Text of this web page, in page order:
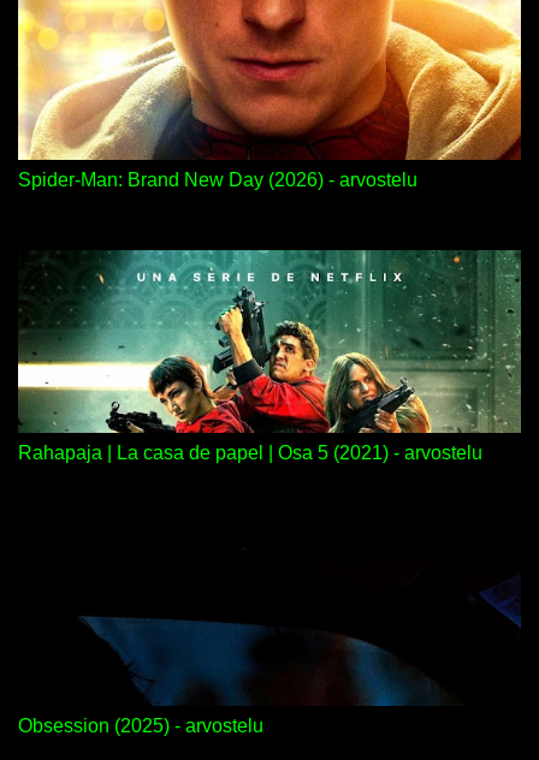
Spider-Man: Brand New Day (2026) - arvostelu
Rahapaja | La casa de papel | Osa 5 (2021) - arvostelu
Obsession (2025) - arvostelu